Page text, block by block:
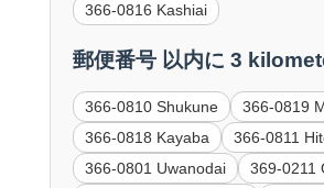
366-0816 Kashiai
郵便番号 以内に 3
366-0810 Shukune
366-0819
366-0818 Kayaba
366-0811
366-0801 Uwanodai
369-0211